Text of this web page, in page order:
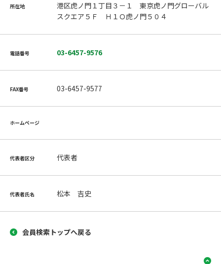
所在地
港区虎ノ門１丁目３－１ 東京虎ノ門グローバル
スクエア５Ｆ Ｈ１Ｏ虎ノ門５０４
電話番号 03-6457-9576
FAX番号 03-6457-9577
ホームページ
代表者区分 代表者
代表者氏名 松本 吉史
会員検索トップへ戻る